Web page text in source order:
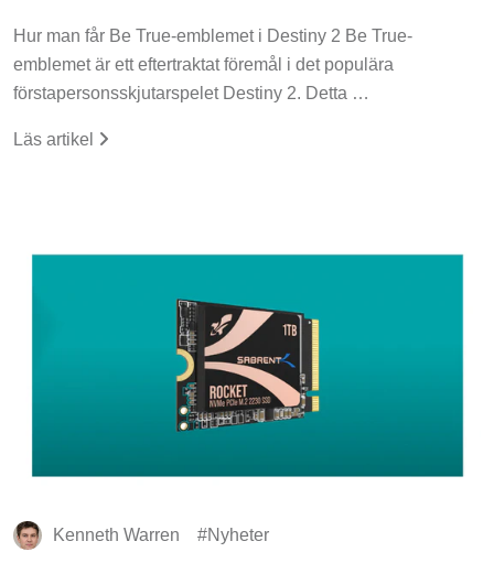
Hur man får Be True-emblemet i Destiny 2 Be True-
emblemet är ett eftertraktat föremål i det populära
förstapersonsskjutarspelet Destiny 2. Detta …
Läs artikel
Kenneth Warren Nyheter